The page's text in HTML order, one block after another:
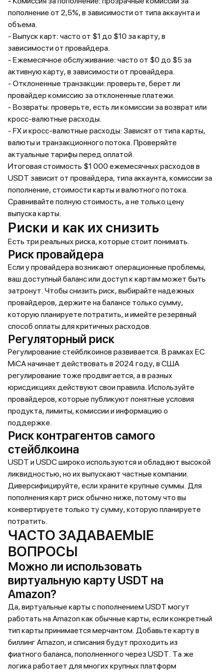
пополнение от 2,5%, в зависимости от типа аккаунта и
объема.
- Выпуск карт: часто от $1 до $10 за карту, в
зависимости от провайдера.
- Ежемесячное обслуживание: часто от $0 до $5 за
активную карту, в зависимости от провайдера.
- Отклоненные транзакции: проверьте, берет ли
провайдер комиссию за отклоненные платежи.
- Возвраты: проверьте, есть ли комиссии за возврат или
кросс-валютные расходы.
- FX и кросс-валютные расходы: Зависят от типа карты,
валюты и транзакционного потока. Проверяйте
актуальные тарифы перед оплатой.
Итоговая стоимость $1 000 ежемесячных расходов в
USDT зависит от провайдера, типа аккаунта, комиссии за
пополнение, стоимости карты и валютного потока.
Сравнивайте полную стоимость, а не только цену
выпуска карты.
Риски и как их снизить
Есть три реальных риска, которые стоит понимать.
Риск провайдера
Если у провайдера возникают операционные проблемы,
ваш доступный баланс или доступ к картам может быть
затронут. Чтобы снизить риск, выбирайте надежных
провайдеров, держите на балансе только сумму,
которую планируете потратить, и имейте резервный
способ оплаты для критичных расходов.
Регуляторный риск
Регулирование стейблкоинов развивается. В рамках ЕС
MiCA начинает действовать в 2024 году, в США
регулирование тоже продвигается, а в разных
юрисдикциях действуют свои правила. Используйте
провайдеров, которые публикуют понятные условия
продукта, лимиты, комиссии и информацию о
поддержке.
Риск контрагентов самого
стейблкоина
USDT и USDC широко используются и обладают высокой
ликвидностью, но их выпускают частные компании.
Диверсифицируйте, если храните крупные суммы. Для
пополнения карт риск обычно ниже, потому что вы
конвертируете только ту сумму, которую планируете
потратить.
ЧАСТО ЗАДАВАЕМЫЕ
ВОПРОСЫ
Можно ли использовать
виртуальную карту USDT на
Amazon?
Да, виртуальные карты с пополнением USDT могут
работать на Amazon как обычные карты, если конкретный
тип карты принимается мерчантом. Добавьте карту в
биллинг Amazon, и списания будут проходить из
фиатного баланса, пополненного через USDT. Та же
логика работает для многих крупных платформ